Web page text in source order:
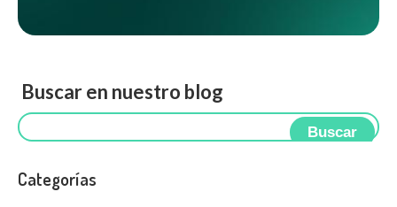
Buscar en nuestro blog
Buscar
Categorías